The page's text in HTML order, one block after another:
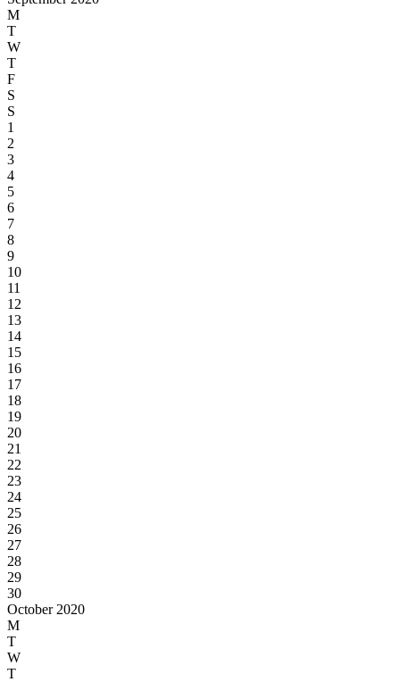
M
T
W
T
F
S
S
1
2
3
4
5
6
7
8
9
10
11
12
13
14
15
16
17
18
19
20
21
22
23
24
25
26
27
28
29
30
October 2020
M
T
W
T